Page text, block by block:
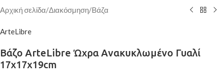
Αρχική σελίδα/Διακόσμηση/Βάζα
ArteLibre
Βάζο ArteLibre Ώχρα Ανακυκλωμένο Γυαλί
17x17x19cm